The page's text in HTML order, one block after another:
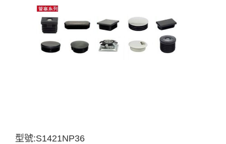
型號:S1421NP36